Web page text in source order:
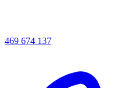
469 674 137